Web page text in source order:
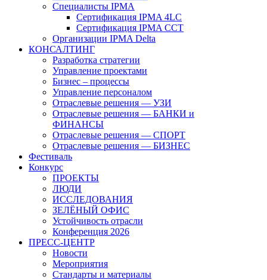
Специалисты IPMA
Сертификация IPMA 4LC
Сертификация IPMA CCT
Организации IPMA Delta
КОНСАЛТИНГ
Разработка стратегии
Управление проектами
Бизнес – процессы
Управление персоналом
Отраслевые решения — УЗИ
Отраслевые решения — БАНКИ и
ФИНАНСЫ
Отраслевые решения — СПОРТ
Отраслевые решения — БИЗНЕС
Фестиваль
Конкурс
ПРОЕКТЫ
ЛЮДИ
ИССЛЕДОВАНИЯ
ЗЕЛЁНЫЙ ОФИС
Устойчивость отрасли
Конференция 2026
ПРЕСС-ЦЕНТР
Новости
Мероприятия
Стандарты и материалы